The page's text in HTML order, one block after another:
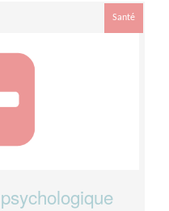
Santé